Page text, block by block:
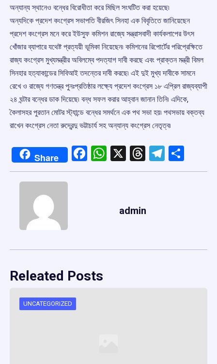
অন্যান্য স্থানেও বন্ধের বিরোধীতা করে মিছিল সংঘটিত করা হয়েছে৷
অন্যদিকে প্রদেশ কংগ্রেস সভাপতি বীরজিৎ সিনহা এক বিবৃতিতে জানিয়েছেন
প্রদেশ কংগ্রেস মনে করে ইউসুফ কমিশন রাজ্যে সন্ত্রাসবাদী কার্যকলাপের উৎস
খোঁজার ব্যাপারে যথেষ্ট প্রত্যয়ী ভূমিকা নিয়েছেন৷ কমিশনের রিপোর্টের পরিপ্রেক্ষিতে
রাজ্য কংগ্রেস মুখ্যমন্ত্রীর অবিলম্বে পদত্যাগ দাবী করছে এবং প্রাক্তন মন্ত্রী বিমল
সিনহার হত্যাকান্ডের সিবিআই তদন্তের দাবী করছে৷ এই দুই মুখ্য দাবীকে সামনে
রেখে ও রাজ্যে গণতন্ত্র পুনঃপ্রতিষ্ঠার লক্ষ্যে প্রদেশ কংগ্রেস ১৮ এপ্রিল রাজ্যব্যাপী
২৪ ঘন্টার বন্ধের ডাক দিয়েছে৷ বন্ধ সফল করার আহ্বান জানান তিনি৷ এদিকে,
কৈলাসহর পুরতান মোটর স্ট্যান্ডে বন্ধের সমর্থনে এক পথ সভা হয়৷ পথসভায় বক্তব্য
রাখেন কংগ্রেস নেতা রুদ্রেন্দু ভট্টাচার্য সহ অন্যান্য কংগ্রেস নেতৃত্ব৷
Share Facebook
WhatsApp
X Threads
admin
Releated Posts
UNCATEGORIZED